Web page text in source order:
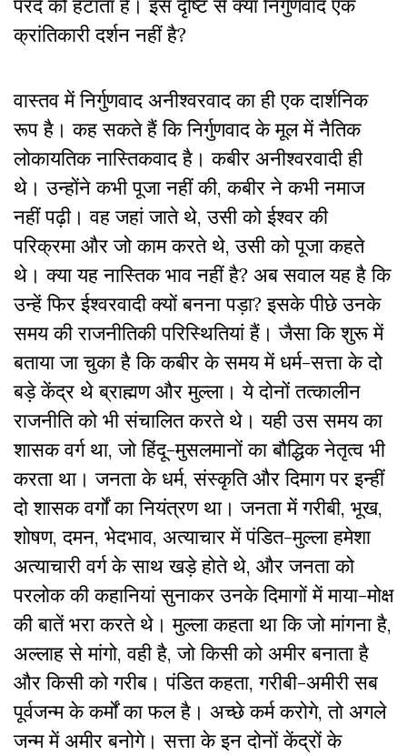
परदे को हटाता है। इस दृष्टि से क्या निर्गुणवाद एक
क्रांतिकारी दर्शन नहीं है?
वास्तव में निर्गुणवाद अनीश्वरवाद का ही एक दार्शनिक
रूप है। कह सकते हैं कि निर्गुणवाद के मूल में नैतिक
लोकायतिक नास्तिकवाद है। कबीर अनीश्वरवादी ही
थे। उन्होंने कभी पूजा नहीं की, कबीर ने कभी नमाज
नहीं पढ़ी। वह जहां जाते थे, उसी को ईश्वर की
परिक्रमा और जो काम करते थे, उसी को पूजा कहते
थे। क्या यह नास्तिक भाव नहीं है? अब सवाल यह है कि
उन्हें फिर ईश्वरवादी क्यों बनना पड़ा? इसके पीछे उनके
समय की राजनीतिकी परिस्थितियां हैं। जैसा कि शुरू में
बताया जा चुका है कि कबीर के समय में धर्म-सत्ता के दो
बड़े केंद्र थे ब्राह्मण और मुल्ला। ये दोनों तत्कालीन
राजनीति को भी संचालित करते थे। यही उस समय का
शासक वर्ग था, जो हिंदू-मुसलमानों का बौद्धिक नेतृत्व भी
करता था। जनता के धर्म, संस्कृति और दिमाग पर इन्हीं
दो शासक वर्गों का नियंत्रण था। जनता में गरीबी, भूख,
शोषण, दमन, भेदभाव, अत्याचार में पंडित-मुल्ला हमेशा
अत्याचारी वर्ग के साथ खड़े होते थे, और जनता को
परलोक की कहानियां सुनाकर उनके दिमागों में माया-मोक्ष
की बातें भरा करते थे। मुल्ला कहता था कि जो मांगना है,
अल्लाह से मांगो, वही है, जो किसी को अमीर बनाता है
और किसी को गरीब। पंडित कहता, गरीबी-अमीरी सब
पूर्वजन्म के कर्मों का फल है। अच्छे कर्म करोगे, तो अगले
जन्म में अमीर बनोगे। सत्ता के इन दोनों केंद्रों के